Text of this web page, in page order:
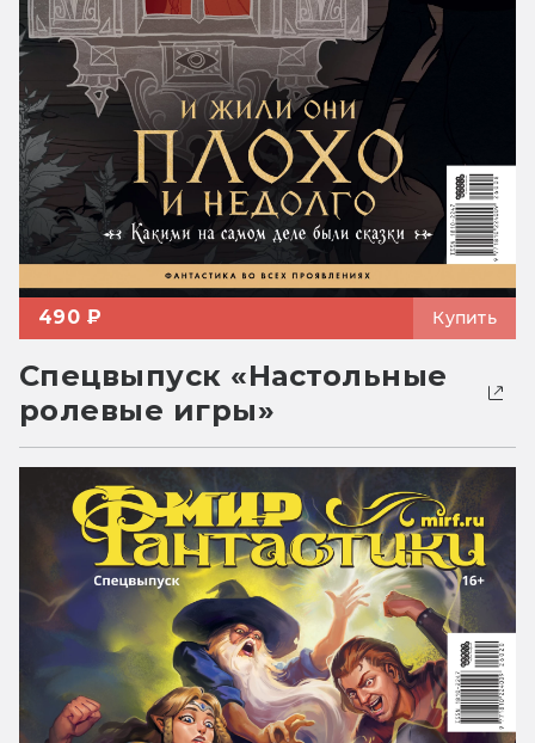
490 ₽ Купить
Спецвыпуск «Настольные
ролевые игры»